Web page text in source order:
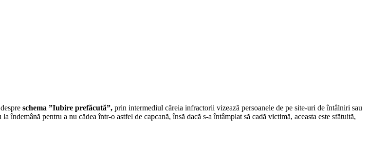
schema ”Iubire prefăcută”, prin intermediul căreia infractorii vizează persoanele de pe site-uri de întâlniri sau
îndemână pentru a nu cădea într-o astfel de capcană, însă dacă s-a întâmplat să cadă victimă, aceasta este sfătuită,